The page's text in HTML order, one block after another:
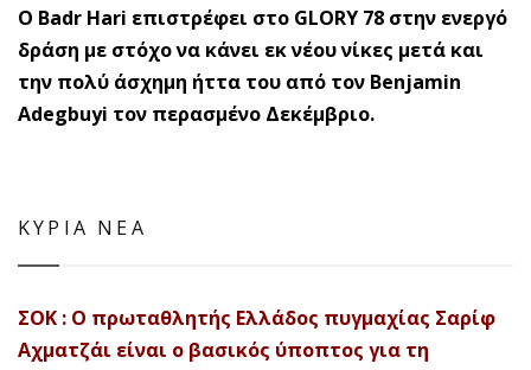
Ο Badr Hari επιστρέφει στο GLORY 78 στην ενεργό
δράση με στόχο να κάνει εκ νέου νίκες μετά και
την πολύ άσχημη ήττα του από τον Benjamin
Adegbuyi τον περασμένο Δεκέμβριο.
ΚΥΡΙΑ ΝΕΑ
ΣΟΚ : Ο πρωταθλητής Ελλάδος πυγμαχίας Σαρίφ
Αχματζάι είναι ο βασικός ύποπτος για τη